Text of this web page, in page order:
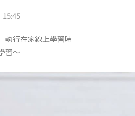
15:45
執行在家線上學習時
習～